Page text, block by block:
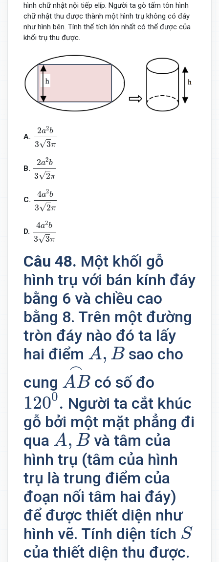
hình chữ nhật nội tiếp elíp. Người ta gò tấm tôn hình
chữ nhật thu được thành một hình trụ không có đáy
như hình bên. Tính thể tích lớn nhất có thể được của
khối trụ thu được.
A.
2a2b
3√3π
a 2b
B.
2a2b
3√2π
a 2b
C.
4a2b
3√2π
a 2b
D.
4a2b
3√3π
a 2b
Câu 48. Một khối gỗ
hình trụ với bán kính đáy
bằng 6 và chiều cao
bằng 8. Trên một đường
tròn đáy nào đó ta lấy
hai điểm A, B
A,B
sao cho
cung
⌢
AB
AB ⌢
có số đo
1200.
1200.
Người ta cắt khúc
gỗ bởi một mặt phẳng đi
qua A, B
A B
và tâm của
hình trụ (tâm của hình
trụ là trung điểm của
đoạn nối tâm hai đáy)
để được thiết diện như
hình vẽ. Tính diện tích S
S
của thiết diện thu được.